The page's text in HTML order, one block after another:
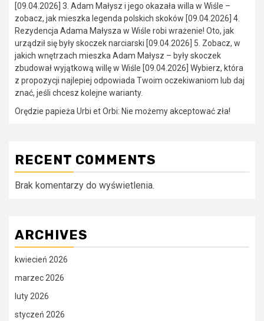
[09.04.2026] 3. Adam Małysz i jego okazała willa w Wiśle –
zobacz, jak mieszka legenda polskich skoków [09.04.2026] 4.
Rezydencja Adama Małysza w Wiśle robi wrażenie! Oto, jak
urządził się były skoczek narciarski [09.04.2026] 5. Zobacz, w
jakich wnętrzach mieszka Adam Małysz – były skoczek
zbudował wyjątkową willę w Wiśle [09.04.2026] Wybierz, która
z propozycji najlepiej odpowiada Twoim oczekiwaniom lub daj
znać, jeśli chcesz kolejne warianty.
Orędzie papieża Urbi et Orbi: Nie możemy akceptować zła!
RECENT COMMENTS
Brak komentarzy do wyświetlenia.
ARCHIVES
kwiecień 2026
marzec 2026
luty 2026
styczeń 2026